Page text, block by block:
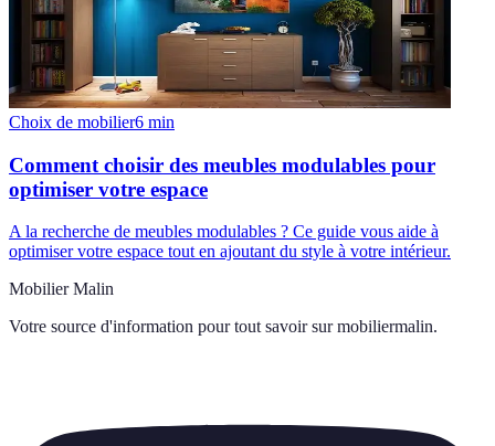
Choix de mobilier6 min
Comment choisir des meubles modulables pour
optimiser votre espace
A la recherche de meubles modulables ? Ce guide vous aide à
optimiser votre espace tout en ajoutant du style à votre intérieur.
Mobilier Malin
Votre source d'information pour tout savoir sur mobiliermalin.